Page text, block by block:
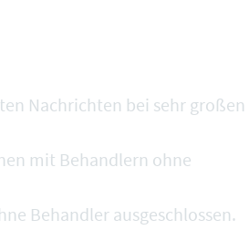
Nachrichten bei sehr großen
mit Behandlern ohne
Behandler ausgeschlossen.